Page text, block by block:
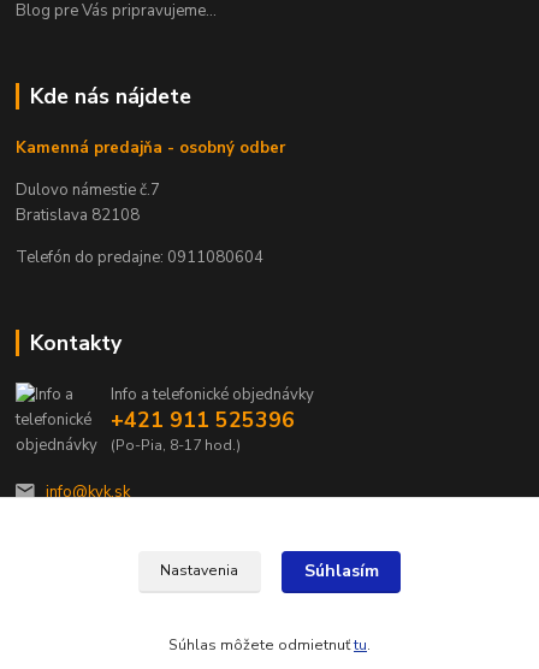
Blog pre Vás pripravujeme...
Kde nás nájdete
Kamenná predajňa - osobný odber
Dulovo námestie č.7
Bratislava 82108
Telefón do predajne: 0911080604
Kontakty
Info a telefonické objednávky
+421 911 525396
(Po-Pia, 8-17 hod.)
info@kvk.sk
Nastavenia Súhlasím
Súhlas môžete odmietnuťtu.